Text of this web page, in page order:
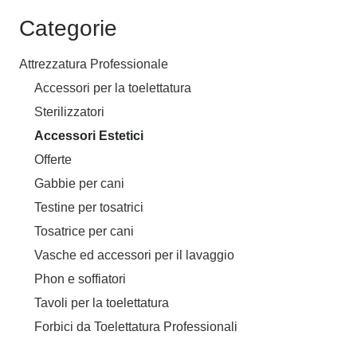
Categorie
Attrezzatura Professionale
Accessori per la toelettatura
Sterilizzatori
Accessori Estetici
Offerte
Gabbie per cani
Testine per tosatrici
Tosatrice per cani
Vasche ed accessori per il lavaggio
Phon e soffiatori
Tavoli per la toelettatura
Forbici da Toelettatura Professionali